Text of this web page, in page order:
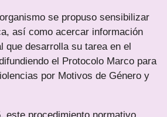
se propuso sensibilizar
así como acercar información
que desarrolla su tarea en el
el Protocolo Marco para
por Motivos de Género y